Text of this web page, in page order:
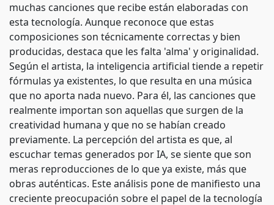
muchas canciones que recibe están elaboradas con
esta tecnología. Aunque reconoce que estas
composiciones son técnicamente correctas y bien
producidas, destaca que les falta 'alma' y originalidad.
Según el artista, la inteligencia artificial tiende a repetir
fórmulas ya existentes, lo que resulta en una música
que no aporta nada nuevo. Para él, las canciones que
realmente importan son aquellas que surgen de la
creatividad humana y que no se habían creado
previamente. La percepción del artista es que, al
escuchar temas generados por IA, se siente que son
meras reproducciones de lo que ya existe, más que
obras auténticas. Este análisis pone de manifiesto una
creciente preocupación sobre el papel de la tecnología